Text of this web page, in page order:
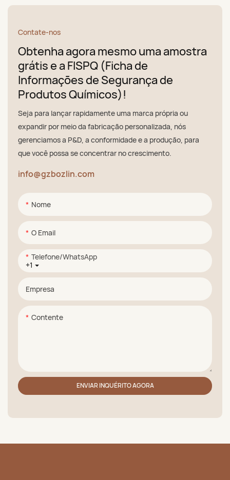
Contate-nos
Obtenha agora mesmo uma amostra
grátis e a FISPQ (Ficha de
Informações de Segurança de
Produtos Químicos)!
Seja para lançar rapidamente uma marca própria ou
expandir por meio da fabricação personalizada, nós
gerenciamos a P&D, a conformidade e a produção, para
que você possa se concentrar no crescimento.
info@gzbozlin.com
Nome
O Email
+1
Telefone/WhatsApp
Empresa
Contente
ENVIAR INQUÉRITO AGORA